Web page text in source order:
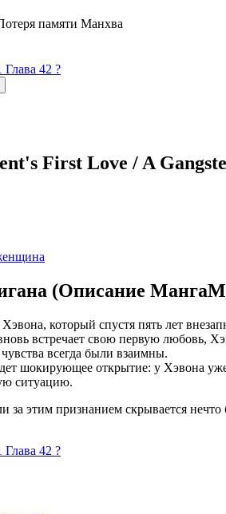
42 ?
First Love / A
(Описание
который спустя пять лет
встречает свою первую любовь,
всегда были взаимны.
шокирующее открытие: у Хэвона
ситуацию.
за этим признанием скрывается
42 ?